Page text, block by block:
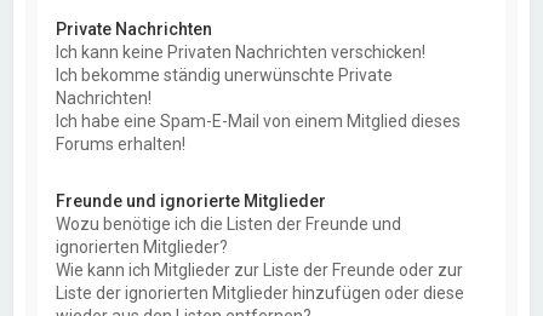
Private Nachrichten
Ich kann keine Privaten Nachrichten verschicken!
Ich bekomme ständig unerwünschte Private
Nachrichten!
Ich habe eine Spam-E-Mail von einem Mitglied dieses
Forums erhalten!
Freunde und ignorierte Mitglieder
Wozu benötige ich die Listen der Freunde und
ignorierten Mitglieder?
Wie kann ich Mitglieder zur Liste der Freunde oder zur
Liste der ignorierten Mitglieder hinzufügen oder diese